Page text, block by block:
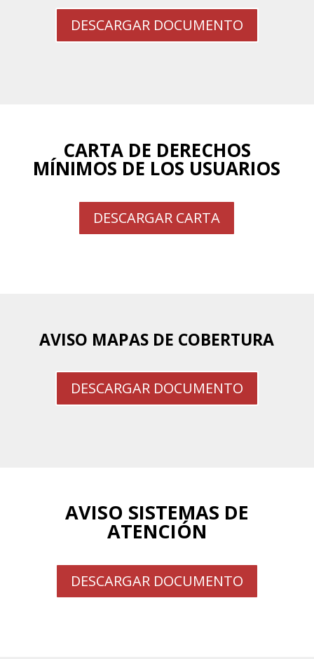
DESCARGAR DOCUMENTO
CARTA DE DERECHOS
MÍNIMOS DE LOS USUARIOS
DESCARGAR CARTA
AVISO MAPAS DE COBERTURA
DESCARGAR DOCUMENTO
AVISO SISTEMAS DE
ATENCIÓN
DESCARGAR DOCUMENTO